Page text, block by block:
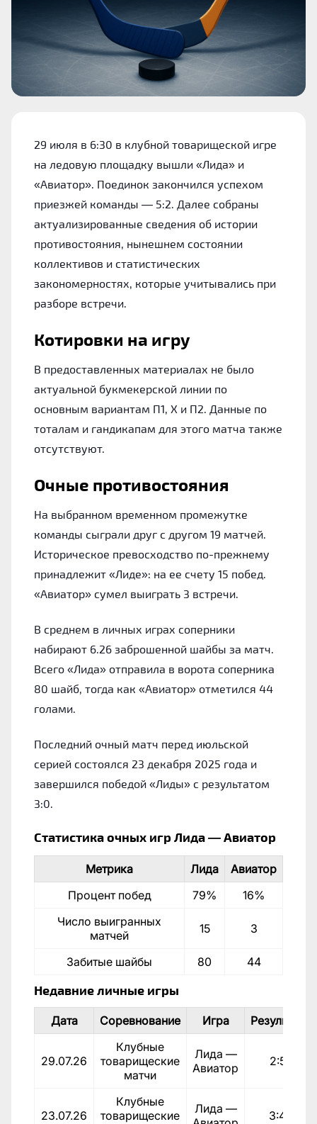
29 июля в 6:30 в клубной товарищеской игре
на ледовую площадку вышли «Лида» и
«Авиатор». Поединок закончился успехом
приезжей команды — 5:2. Далее собраны
актуализированные сведения об истории
противостояния, нынешнем состоянии
коллективов и статистических
закономерностях, которые учитывались при
разборе встречи.
Котировки на игру
В предоставленных материалах не было
актуальной букмекерской линии по
основным вариантам П1, Х и П2. Данные по
тоталам и гандикапам для этого матча также
отсутствуют.
Очные противостояния
На выбранном временном промежутке
команды сыграли друг с другом 19 матчей.
Историческое превосходство по-прежнему
принадлежит «Лиде»: на ее счету 15 побед.
«Авиатор» сумел выиграть 3 встречи.
В среднем в личных играх соперники
набирают 6.26 заброшенной шайбы за матч.
Всего «Лида» отправила в ворота соперника
80 шайб, тогда как «Авиатор» отметился 44
голами.
Последний очный матч перед июльской
серией состоялся 23 декабря 2025 года и
завершился победой «Лиды» с результатом
3:0.
Статистика очных игр Лида — Авиатор
Метрика Лида
Авиатор
Процент побед
79%
16%
Число выигранных
матчей
15 3
Забитые шайбы 80 44
Недавние личные игры
Дата Соревнование Игра Результат
29.07.26
Клубные
товарищеские
матчи
Лида —
Авиатор
2:5
23.07.26
Клубные
товарищеские
Лида —
3:4